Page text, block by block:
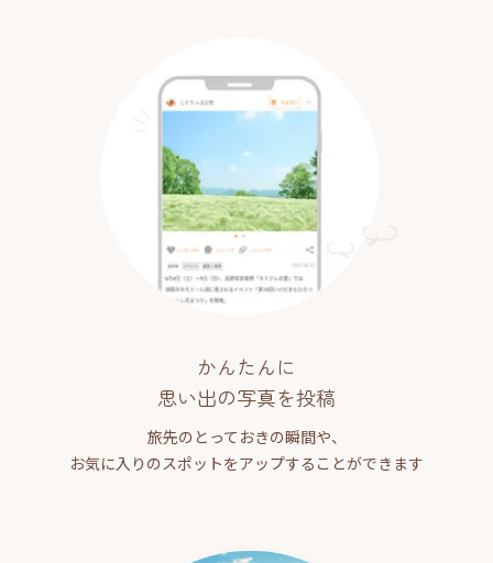
かんたんに
思い出の写真を投稿
旅先のとっておきの瞬間や、
お気に入りのスポットをアップすることができます